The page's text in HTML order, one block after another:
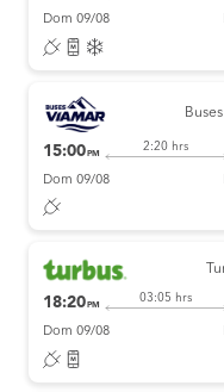
Dom 09/08
15:00 PM
2:20 hrs
Dom 09/08
18:20 PM
03:05 hrs
Dom 09/08